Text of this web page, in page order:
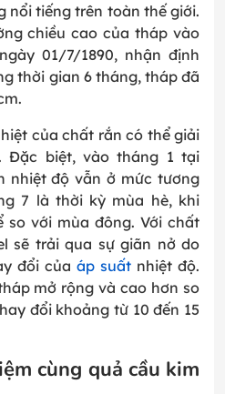
nổi tiếng trên toàn thế giới.
chiều cao của tháp vào
01/7/1890, nhận định
thời gian 6 tháng, tháp đã
của chất rắn có thể giải
Đặc biệt, vào tháng 1 tại
nhiệt độ vẫn ở mức tương
7 là thời kỳ mùa hè, khi
so với mùa đông. Với chất
sẽ trải qua sự giãn nở do
đổi của áp suất nhiệt độ.
mở rộng và cao hơn so
đổi khoảng từ 10 đến 15
cùng quả cầu kim